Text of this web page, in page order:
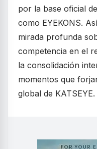
por la base oficial
como EYEKONS.
mirada profunda
competencia en el
la consolidación
momentos que
global de KATSEYE.